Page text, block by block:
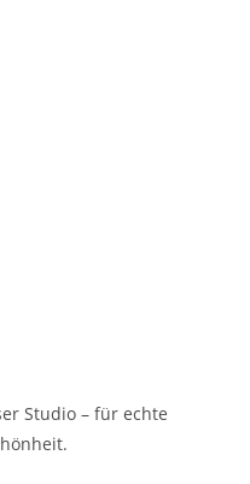
Studio – für echte